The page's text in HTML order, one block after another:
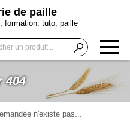
de paille
formation, tuto, paille
404
n'existe pas...